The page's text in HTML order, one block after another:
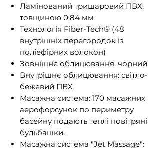
Ламінований тришаровий ПВХ,
товщиною 0,84 мм
Технологія Fiber-Tech® (48
внутрішніх перегородок із
поліефірних волокон)
Зовнішнє облицювання: чорний
Внутрішнє облицювання: світло-
бежевий ПВХ
Масажна система: 170 масажних
аерофорсунок по периметру
басейну подають теплі повітряні
бульбашки.
Масажна система "Jet Massage":